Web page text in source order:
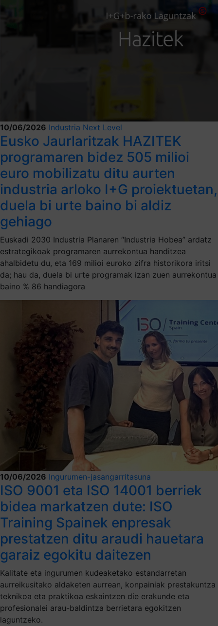
10/06/2026 Industria Next Level
Eusko Jaurlaritzak HAZITEK
programaren bidez 505 milioi
euro mobilizatu ditu aurten
industria arloko I+G proiektuetan,
duela bi urte baino bi aldiz
gehiago
Euskadi 2030 Industria Planaren “Industria Hobea” ardatz
estrategikoak programaren aurrekontua handitzea
ahalbidetu du, eta 169 milioi euroko zifra historikora iritsi
da; hau da, duela bi urte programak izan zuen aurrekontua
baino % 86 handiagora
10/06/2026 Ingurumen-jasangarritasuna
ISO 9001 eta ISO 14001 berriek
bidea markatzen dute: ISO
Training Spainek enpresak
prestatzen ditu araudi hauetara
garaiz egokitu daitezen
Kalitate eta ingurumen kudeaketako estandarretan
aurreikusitako aldaketen aurrean, konpainiak prestakuntza
teknikoa eta praktikoa eskaintzen die erakunde eta
profesionalei arau-baldintza berrietara egokitzen
laguntzeko.